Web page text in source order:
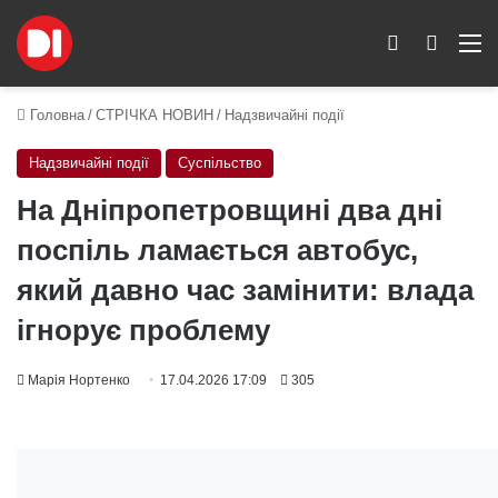
Пошук
Switch skin
Головна / СТРІЧКА НОВИН / Надзвичайні події
Надзвичайні події Суспільство
На Дніпропетровщині два дні
поспіль ламається автобус,
який давно час замінити: влада
ігнорує проблему
Марія Нортенко 17.04.2026 17:09 305